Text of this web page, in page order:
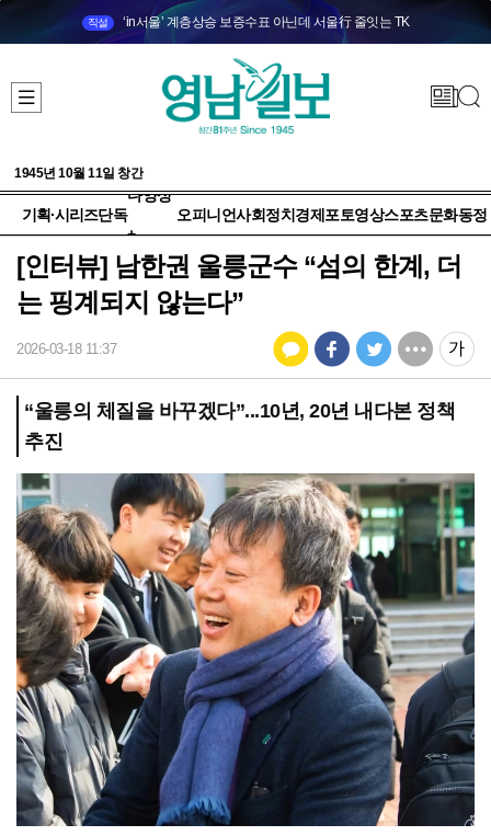
직설 ‘in서울’ 계층상승 보증수표 아닌데 서울行 줄잇는 TK
1945년 10월 11일 창간
기획·시리즈단독
다양성
+
오피니언사회정치 경제 포토영상스포츠문화동정
[인터뷰] 남한권 울릉군수 “섬의 한계, 더
는 핑계되지 않는다”
2026-03-18 11:37
“울릉의 체질을 바꾸겠다”...10년, 20년 내다본 정책
추진